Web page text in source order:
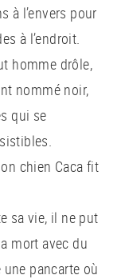
à l’envers pour
à l’endroit.
homme drôle,
nommé noir,
qui se
chien Caca fit
sa vie, il ne put
mort avec du
pancarte où